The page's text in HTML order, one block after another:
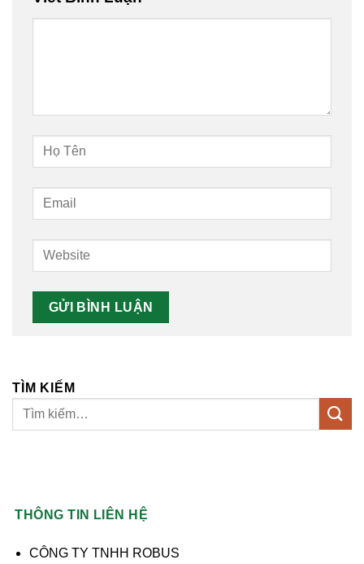
TÌM KIẾM
THÔNG TIN LIÊN HỆ
CÔNG TY TNHH ROBUS